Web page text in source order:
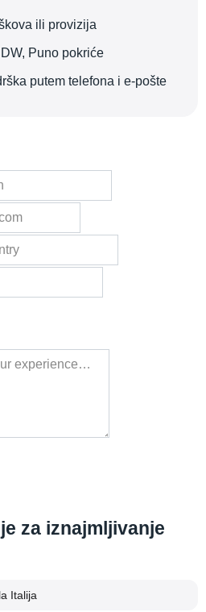
ili provizija
Puno pokriće
putem telefona i e-pošte
za iznajmljivanje
Italija